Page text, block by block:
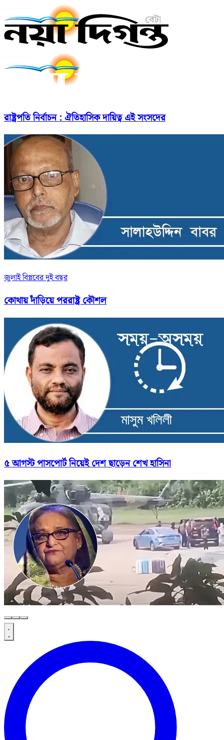
রাষ্ট্রপতি নির্বাচন : ঐতিহাসিক দায়িত্ব এই সংসদের
জুলাই বিপ্লবের দুই বছর
কোথায় দাঁড়িয়ে পররাষ্ট্র কৌশল
৫ আগস্ট পাসপোর্ট নিয়েই দেশ ছাড়েন শেখ হাসিনা